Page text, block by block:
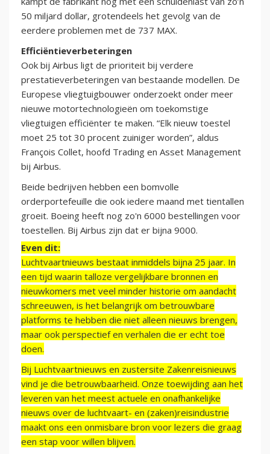
50 miljard dollar, grotendeels het gevolg van de
eerdere problemen met de 737 MAX.
Efficiëntieverbeteringen
Ook bij Airbus ligt de prioriteit bij verdere
prestatieverbeteringen van bestaande modellen. De
Europese vliegtuigbouwer onderzoekt onder meer
nieuwe motortechnologieën om toekomstige
vliegtuigen efficiënter te maken. “Elk nieuw toestel
moet 25 tot 30 procent zuiniger worden”, aldus
François Collet, hoofd Trading en Asset Management
bij Airbus.
Beide bedrijven hebben een bomvolle
orderportefeuille die ook iedere maand met tientallen
groeit. Boeing heeft nog zo'n 6000 bestellingen voor
toestellen. Bij Airbus zijn dat er bijna 9000.
Even dit:
Luchtvaartnieuws bestaat inmiddels bijna 25 jaar. In
een tijd waarin talloze vergelijkbare bronnen en
nieuwkomers met veel minder historie om aandacht
schreeuwen, is het belangrijk om betrouwbare
platforms te hebben die niet alleen nieuws brengen,
maar ook perspectief en verhalen die er echt toe
doen.
Bij Luchtvaartnieuws en zustersite Zakenreisnieuws
vind je die betrouwbaarheid. Onze toewijding aan het
leveren van het meest actuele en onafhankelijke
nieuws over de luchtvaart- en (zaken)reisindustrie
maakt ons een onmisbare bron voor lezers die graag
een stap voor willen blijven.